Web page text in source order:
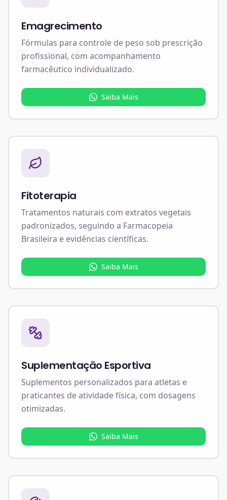
Emagrecimento
Fórmulas para controle de peso sob prescrição
profissional, com acompanhamento
farmacêutico individualizado.
Saiba Mais
Fitoterapia
Tratamentos naturais com extratos vegetais
padronizados, seguindo a Farmacopeia
Brasileira e evidências científicas.
Saiba Mais
Suplementação Esportiva
Suplementos personalizados para atletas e
praticantes de atividade física, com dosagens
otimizadas.
Saiba Mais